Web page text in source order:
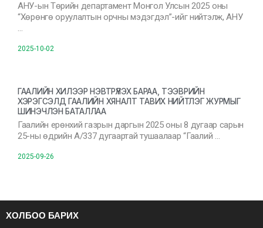
АНУ-ын Төрийн департамент Монгол Улсын 2025 оны
“Хөрөнгө оруулалтын орчны мэдэгдэл”-ийг нийтэлж, АНУ
…
2025-10-02
ГААЛИЙН ХИЛЭЭР НЭВТРҮҮЛЭХ БАРАА, ТЭЭВРИЙН
ХЭРЭГСЭЛД ГААЛИЙН ХЯНАЛТ ТАВИХ НИЙТЛЭГ ЖУРМЫГ
ШИНЭЧЛЭН БАТАЛЛАА
Гаалийн ерөнхий газрын даргын 2025 оны 8 дугаар сарын
25-ны өдрийн А/337 дугаартай тушаалаар “Гаалий …
2025-09-26
ХОЛБОО БАРИХ